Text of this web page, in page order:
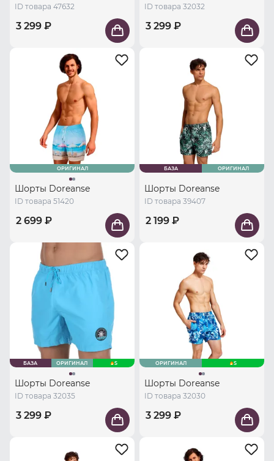
ID товара 47632
3 299 ₽
ID товара 32032
3 299 ₽
ОРИГИНАЛ
Шорты Doreanse
ID товара 51420
2 699 ₽
БАЗА ОРИГИНАЛ
Шорты Doreanse
ID товара 39407
2 199 ₽
БАЗА ОРИГИНАЛ S
Шорты Doreanse
ID товара 32035
3 299 ₽
ОРИГИНАЛ S
Шорты Doreanse
ID товара 32030
3 299 ₽